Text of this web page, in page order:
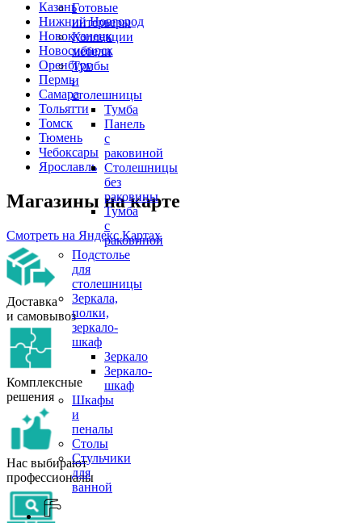
Готовые
интерьеры
Коллекции
мебели
Тумбы
и
столешницы
Тумба
Панель
с
раковиной
Столешницы
без
раковины
Тумба
с
раковиной
Подстолье
для
столешницы
Зеркала,
полки,
зеркало-
шкаф
Зеркало
Зеркало-
шкаф
Шкафы
и
пеналы
Столы
Стульчики
для
ванной
Казань
Нижний Новгород
Новокузнецк
Новосибирск
Оренбург
Пермь
Самара
Тольятти
Томск
Тюмень
Чебоксары
Ярославль
Магазины на карте
Смотреть на Яндекс Картах
Доставка
и самовывоз
Комплексные
решения
Нас выбирают
профессионалы